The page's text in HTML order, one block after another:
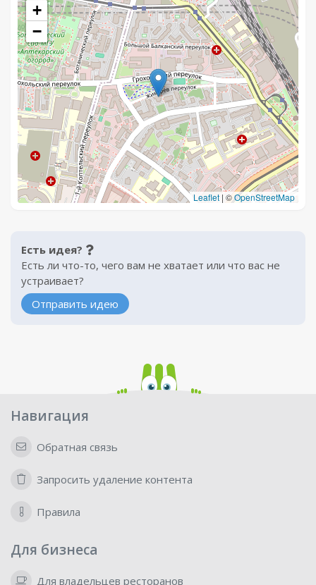
+
−
Leaflet| ©OpenStreetMap
Есть идея?
Есть ли что-то, чего вам не хватает или что вас не
устраивает?
Отправить идею
Навигация
Обратная связь
Запросить удаление контента
Правила
Для бизнеса
Для владельцев ресторанов